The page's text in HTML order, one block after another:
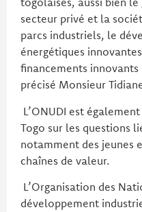
secteur privé et la
parcs industriels, le
énergétiques
financements innovants
précisé Monsieur
L’ONUDI est
Togo sur les questions
notamment des jeunes
chaînes de valeur.
L’Organisation des
développement